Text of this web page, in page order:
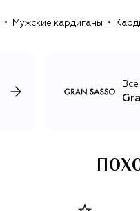
Фабрика Gran
окрашивание и
Мужские кардиганы